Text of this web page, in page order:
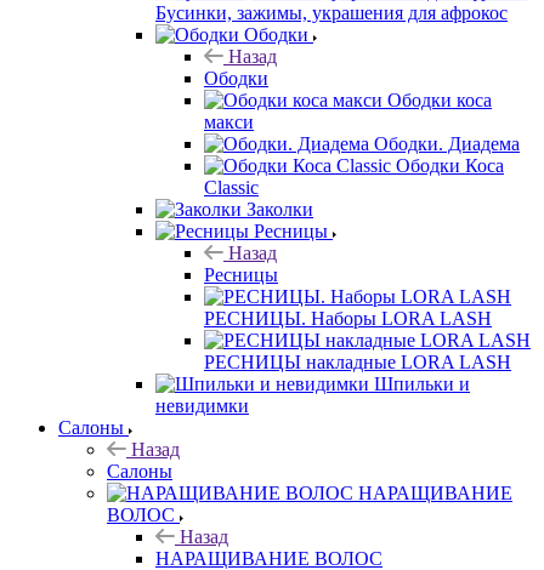
Бусинки, зажимы, украшения для афрокос
Ободки
Назад
Ободки
Ободки коса
макси
Ободки. Диадема
Ободки Коса
Classic
Заколки
Ресницы
Назад
Ресницы
РЕСНИЦЫ. Наборы LORA LASH
РЕСНИЦЫ накладные LORA LASH
Шпильки и
невидимки
Салоны
Назад
Салоны
НАРАЩИВАНИЕ
ВОЛОС
Назад
НАРАЩИВАНИЕ ВОЛОС